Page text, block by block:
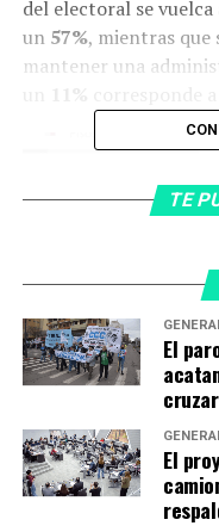
del electoral se
un 57%, mientras que
mantener una
Fuente: Poliarquía
Y dentro de la
TE
El
El